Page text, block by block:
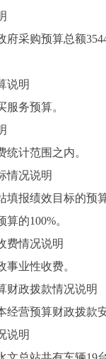
采购预算总额
说明
务预算。
计范围之内。
况说明
报绩效目标的预算
的100%。
情况说明
业性收费。
政拨款情况说明
营预算财政拨款
说明